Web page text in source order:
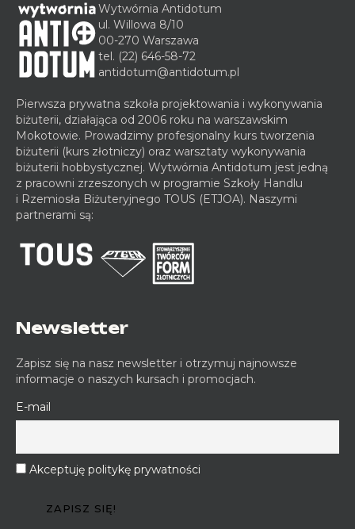
Wytwórnia Antidotum
ul. Willowa 8/10
00-270 Warszawa
tel. (22) 646-58-72
antidotum@antidotum.pl
Pierwsza prywatna szkoła projektowania i wykonywania
biżuterii, działająca od 2006 roku na warszawskim
Mokotowie. Prowadzimy profesjonalny kurs tworzenia
biżuterii (kurs złotniczy) oraz warsztaty wykonywania
biżuterii hobbystycznej. Wytwórnia Antidotum jest jedną
z pracowni zrzeszonych w programie Szkoły Handlu
i Rzemiosła Biżuteryjnego TOUS (ETJOA). Naszymi
partnerami są:
Newsletter
Zapisz się na nasz newsletter i otrzymuj najnowsze
informacje o naszych kursach i promocjach.
E-mail
Akceptuję politykę prywatności